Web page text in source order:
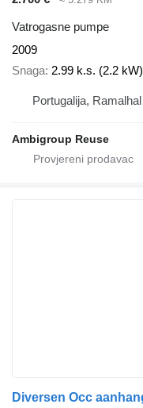
Vatrogasne pumpe
2009
Snaga 2.99 k.s. (2.2 kW)
Portugalija, Ramalhal
Ambigroup Reuse